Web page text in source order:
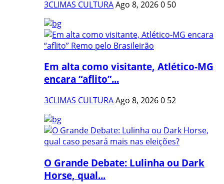
3CLIMAS CULTURAAgo 8, 20260 50
Em alta como visitante, Atlético-MG
encara “aflito”...
3CLIMAS CULTURAAgo 8, 20260 52
O Grande Debate: Lulinha ou Dark
Horse, qual...